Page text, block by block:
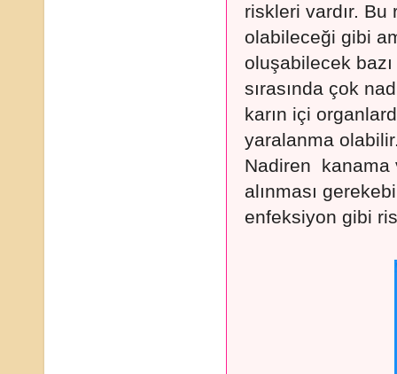
riskleri vardır.
olabileceği gibi
oluşabilecek
sırasında çok
karın içi
yaralanma
Nadiren kanama
alınması
enfeksiyon gibi